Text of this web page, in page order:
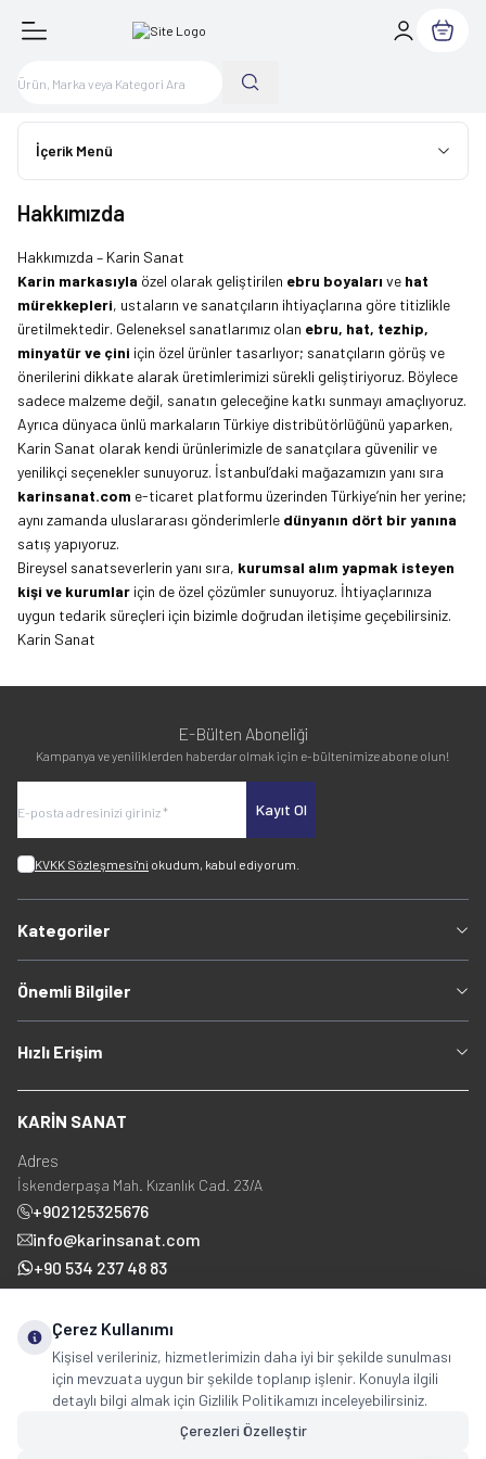
Sepetim
İçerik Menü
Hakkımızda
Hakkımızda – Karin Sanat
Karin markasıyla özel olarak geliştirilen ebru boyaları ve hat
mürekkepleri, ustaların ve sanatçıların ihtiyaçlarına göre titizlikle
üretilmektedir. Geleneksel sanatlarımız olan ebru, hat, tezhip,
minyatür ve çini için özel ürünler tasarlıyor; sanatçıların görüş ve
önerilerini dikkate alarak üretimlerimizi sürekli geliştiriyoruz. Böylece
sadece malzeme değil, sanatın geleceğine katkı sunmayı amaçlıyoruz.
Ayrıca dünyaca ünlü markaların Türkiye distribütörlüğünü yaparken,
Karin Sanat olarak kendi ürünlerimizle de sanatçılara güvenilir ve
yenilikçi seçenekler sunuyoruz. İstanbul’daki mağazamızın yanı sıra
karinsanat.com e-ticaret platformu üzerinden Türkiye’nin her yerine;
aynı zamanda uluslararası gönderimlerle dünyanın dört bir yanına
satış yapıyoruz.
Bireysel sanatseverlerin yanı sıra, kurumsal alım yapmak isteyen
kişi ve kurumlar için de özel çözümler sunuyoruz. İhtiyaçlarınıza
uygun tedarik süreçleri için bizimle doğrudan iletişime geçebilirsiniz.
Karin Sanat
E-Bülten Aboneliği
Kampanya ve yeniliklerden haberdar olmak için e-bültenimize abone olun!
Kayıt Ol
KVKK Sözleşmesi'ni okudum, kabul ediyorum.
Kategoriler
Önemli Bilgiler
Hızlı Erişim
KARİN SANAT
Adres
İskenderpaşa Mah. Kızanlık Cad. 23/A
+902125325676
info@karinsanat.com
+90 534 237 48 83
Çerez Kullanımı
Kişisel verileriniz, hizmetlerimizin daha iyi bir şekilde sunulması
için mevzuata uygun bir şekilde toplanıp işlenir. Konuyla ilgili
detaylı bilgi almak için Gizlilik Politikamızı inceleyebilirsiniz.
Çerezleri Özelleştir